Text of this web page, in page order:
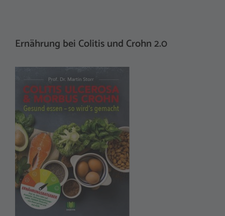
Ernährung bei Colitis und Crohn 2.0